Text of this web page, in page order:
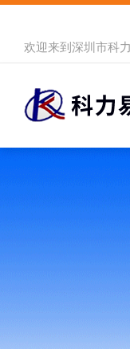
欢迎来到 深圳市科